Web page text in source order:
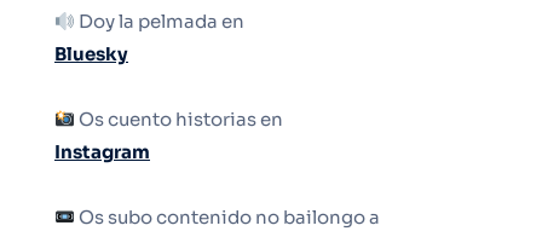
Doy la pelmada en
Bluesky
Os cuento historias en
Instagram
Os subo contenido no bailongo a